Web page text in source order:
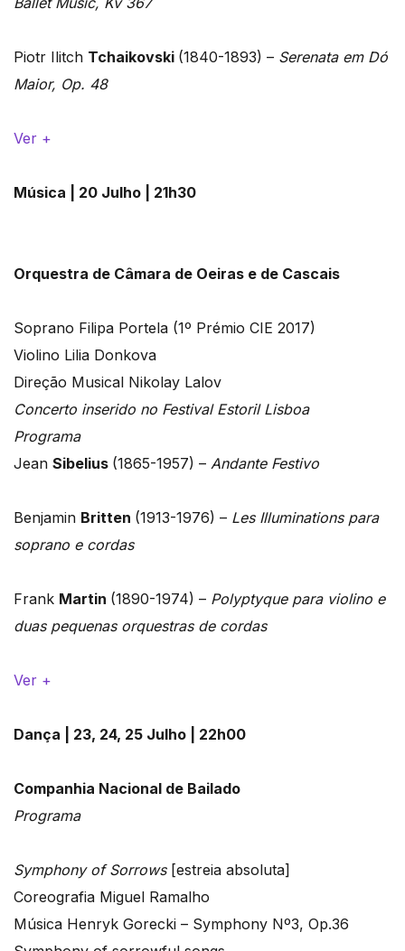
Piotr Ilitch Tchaikovski (1840-1893) – Serenata em Dó
Maior, Op. 48
Ver +
Música | 20 Julho | 21h30
Orquestra de Câmara de Oeiras e de Cascais
Soprano Filipa Portela (1º Prémio CIE 2017)
Violino Lilia Donkova
Direção Musical Nikolay Lalov
Concerto inserido no Festival Estoril Lisboa
Programa
Jean Sibelius (1865-1957) – Andante Festivo
Benjamin Britten (1913-1976) – Les Illuminations para
soprano e cordas
Frank Martin (1890-1974) – Polyptyque para violino e
duas pequenas orquestras de cordas
Ver +
Dança | 23, 24, 25 Julho | 22h00
Companhia Nacional de Bailado
Programa
Symphony of Sorrows[estreia absoluta]
Coreografia Miguel Ramalho
Música Henryk Gorecki – Symphony Nº3, Op.36